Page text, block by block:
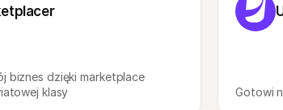
biznes dzięki marketplace
klasy
Gotowi